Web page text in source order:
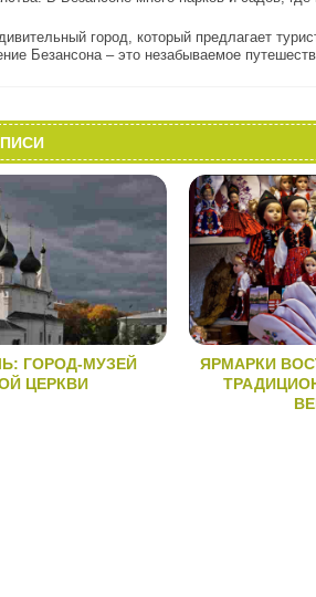
город, который предлагает
Безансона – это незабываемое
ГОРОД-МУЗЕЙ
ЦЕРКВИ
ЯРМАРКИ